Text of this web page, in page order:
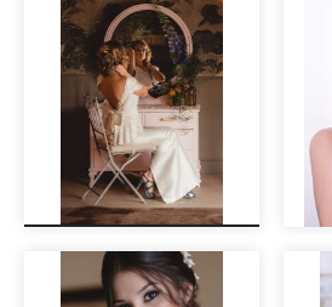
El Tocador,
preparativos con